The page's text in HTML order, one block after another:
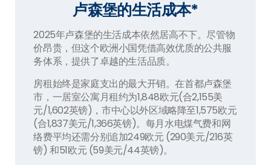
卢森堡的生活成本*
2025年卢森堡的生活成本依然居高不下。尽管物
价昂贵，但这个欧洲小国凭借高效优质的公共服
务体系，提供了卓越的生活品质。
房租始终是家庭支出的最大开销。在首都卢森堡
市，一居室公寓月租约为1,848欧元(合2,155美
元/1,602英镑)，市中心以外区域略降至1,575欧元
(合1,837美元/1,366英镑)。每月水电煤气费和网
络费平均还需分别追加249欧元 (290美元/216英
镑) 和51欧元 (59美元/44英镑)。